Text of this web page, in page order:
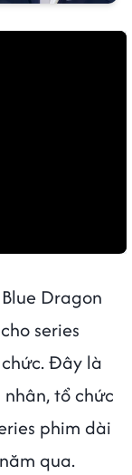
Dragon
series
Đây là
tổ chức
phim dài
qua.